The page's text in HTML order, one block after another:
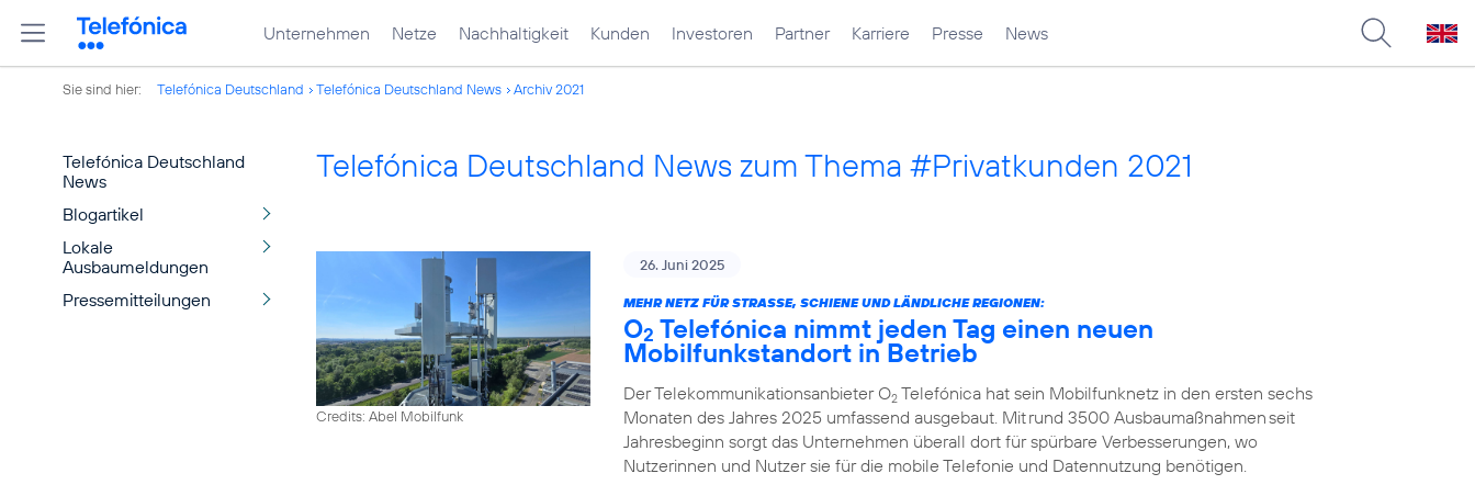
Unternehmen Netze Nachhaltigkeit Kunden Investoren Partner Karriere Presse News
Sie sind hier: Telefónica Deutschland Telefónica Deutschland News Archiv 2021
Telefónica Deutschland
News
Blogartikel
Lokale
Ausbaumeldungen
Pressemitteilungen
Telefónica Deutschland News zum Thema #Privatkunden 2021
Credits: Abel Mobilfunk
26. Juni 2025
MEHR NETZ FÜR STRASSE, SCHIENE UND LÄNDLICHE REGIONEN:
O2 Telefónica nimmt jeden Tag einen neuen
Mobilfunkstandort in Betrieb
Der Telekommunikationsanbieter O2 Telefónica hat sein Mobilfunknetz in den ersten sechs
Monaten des Jahres 2025 umfassend ausgebaut. Mit rund 3500 Ausbaumaßnahmen seit
Jahresbeginn sorgt das Unternehmen überall dort für spürbare Verbesserungen, wo
Nutzerinnen und Nutzer sie für die mobile Telefonie und Datennutzung benötigen.